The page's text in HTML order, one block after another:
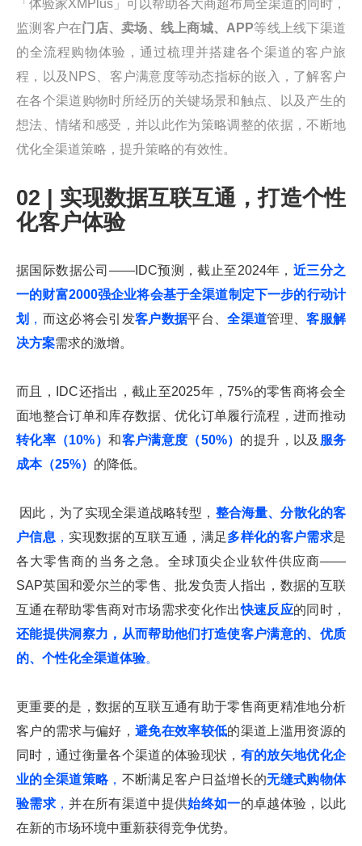
「体验家XMPlus」可以帮助各大商超布局全渠道的同时，
监测客户在门店、卖场、线上商城、APP等线上线下渠道
的全流程购物体验，通过梳理并搭建各个渠道的客户旅
程，以及NPS、客户满意度等动态指标的嵌入，了解客户
在各个渠道购物时所经历的关键场景和触点、以及产生的
想法、情绪和感受，并以此作为策略调整的依据，不断地
优化全渠道策略，提升策略的有效性。
02 | 实现数据互联互通，打造个性
化客户体验
据国际数据公司——IDC预测，截止至2024年， 近三分之
一的财富2000强企业将会基于全渠道制定下一步的行动计
划 ， 而这必将会引发客户数据平台、全渠道管理、客服解
决方案需求的激增。
而且，IDC还指出，截止至2025年，75%的零售商将会全
面地整合订单和库存数据、优化订单履行流程，进而推动
转化率（10%）和客户满意度（50%） 的提升，以及 服务
成本（25%） 的降低。
因此，为了实现全渠道战略转型， 整合海量、分散化的客
户信息 ， 实现数据的互联互通，满足多样化的客户需求是
各大零售商的当务之急。全球顶尖企业软件供应商——
SAP英国和爱尔兰的零售、批发负责人指出，数据的互联
互通在帮助零售商对市场需求变化作出快速反应的同时，
还能提供洞察力，从而帮助他们打造使客户满意的、优质
的、个性化全渠道体验。
更重要的是，数据的互联互通有助于零售商更精准地分析
客户的需求与偏好， 避免在效率较低的渠道上滥用资源的
同时，通过衡量各个渠道的体验现状， 有的放矢地优化企
业的全渠道策略， 不断满足客户日益增长的无缝式购物体
验需求 ，并在所有渠道中提供始终如一的卓越体验，以此
在新的市场环境中重新获得竞争优势。